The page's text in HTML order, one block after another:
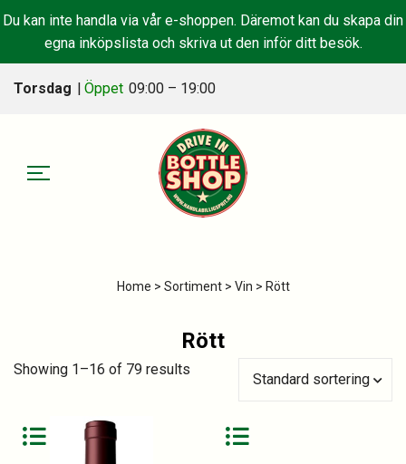
Du kan inte handla via vår e-shoppen. Däremot kan du skapa din
egna inköpslista och skriva ut den inför ditt besök.
Torsdag | Öppet 09:00 – 19:00
Home > Sortiment> Vin > Rött
Rött
Showing 1–16 of 79 results
Standard sortering